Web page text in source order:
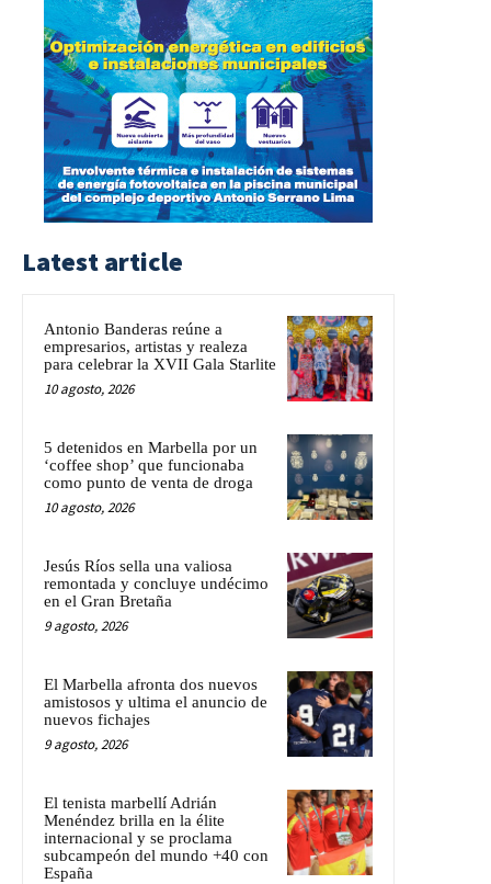
Latest article
Antonio Banderas reúne a
empresarios, artistas y realeza
para celebrar la XVII Gala Starlite
10 agosto, 2026
5 detenidos en Marbella por un
‘coffee shop’ que funcionaba
como punto de venta de droga
10 agosto, 2026
Jesús Ríos sella una valiosa
remontada y concluye undécimo
en el Gran Bretaña
9 agosto, 2026
El Marbella afronta dos nuevos
amistosos y ultima el anuncio de
nuevos fichajes
9 agosto, 2026
El tenista marbellí Adrián
Menéndez brilla en la élite
internacional y se proclama
subcampeón del mundo +40 con
España